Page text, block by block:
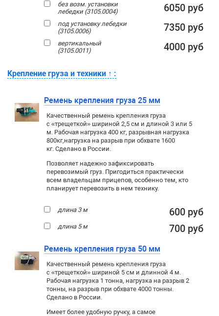
без возм. установки
лебедки (3105.0004)
6050 руб
под установку лебедки
(3105.0006)
7350 руб
вертикальный
(3105.0011)
4000 руб
Крепление груза и техники ↑ :
Ремень крепления груза 25 мм
Качественный ремень крепления груза
с «трещеткой» шириной 2,5 см и длиной 3 или 5
м. Рабочая нагрузка 400 кг, разрывная нагрузка
800кг,нагрузка на разрыв при обхвате 1600
кг. Сделано в России.
Позволяет надежно зафиксировать
перевозимый груз. Пригодиться практически
всем владельцам прицепов, особенно тем, кто
планирует перевозить в нем технику.
длина 3 м 600 руб
длина 5 м 700 руб
Ремень крепления груза 50 мм
Качественный ремень крепления груза
с «трещеткой» шириной 5 см и длинной 4 м.
Рабочая нагрузка 1 тонна, нагрузка на разрыв 2
тонны, на разрыв при обхвате 4000 тонны.
Сделано в России.
Имеет более удобную ручку, а самое